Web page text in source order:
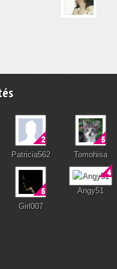
Patricia562 Tomohisa
Girl007
Angy51